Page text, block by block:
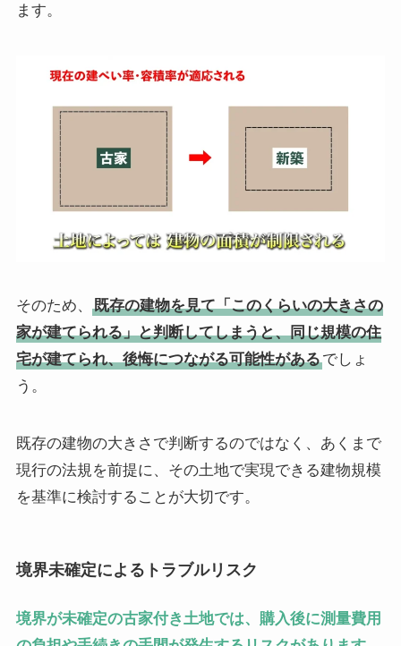
ます。
そのため、
既存の建物を見て「このくらいの大きさの
家が建てられる」と判断してしまうと、同じ規模の住
宅が建てられ、後悔につながる可能性があるでしょ
う。
既存の建物の大きさで判断するのではなく、あくまで
現行の法規を前提に、その土地で実現できる建物規模
を基準に検討することが大切です。
境界未確定によるトラブルリスク
境界が未確定の古家付き土地では、購入後に測量費用